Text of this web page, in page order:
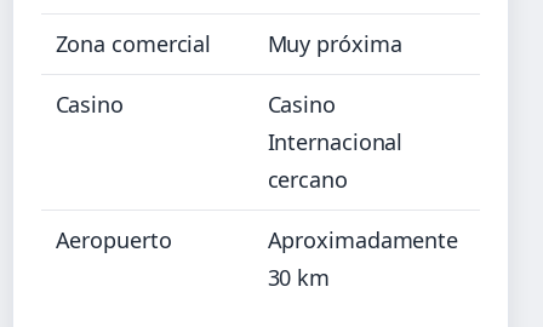
Zona comercial Muy próxima
Casino
Casino
Internacional
cercano
Aeropuerto
Aproximadamente
30 km